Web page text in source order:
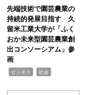
先端技術で園芸農業の
持続的発展目指す 久
留米工業大学が「ふく
おか未来型園芸農業創
出コンソーシアム」参
画
ビジネス 社会